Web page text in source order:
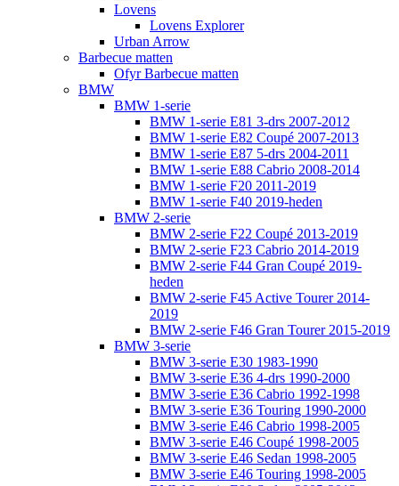
Lovens
Lovens Explorer
Urban Arrow
Barbecue matten
Ofyr Barbecue matten
BMW
BMW 1-serie
BMW 1-serie E81 3-drs 2007-2012
BMW 1-serie E82 Coupé 2007-2013
BMW 1-serie E87 5-drs 2004-2011
BMW 1-serie E88 Cabrio 2008-2014
BMW 1-serie F20 2011-2019
BMW 1-serie F40 2019-heden
BMW 2-serie
BMW 2-serie F22 Coupé 2013-2019
BMW 2-serie F23 Cabrio 2014-2019
BMW 2-serie F44 Gran Coupé 2019-
heden
BMW 2-serie F45 Active Tourer 2014-
2019
BMW 2-serie F46 Gran Tourer 2015-2019
BMW 3-serie
BMW 3-serie E30 1983-1990
BMW 3-serie E36 4-drs 1990-2000
BMW 3-serie E36 Cabrio 1992-1998
BMW 3-serie E36 Touring 1990-2000
BMW 3-serie E46 Cabrio 1998-2005
BMW 3-serie E46 Coupé 1998-2005
BMW 3-serie E46 Sedan 1998-2005
BMW 3-serie E46 Touring 1998-2005